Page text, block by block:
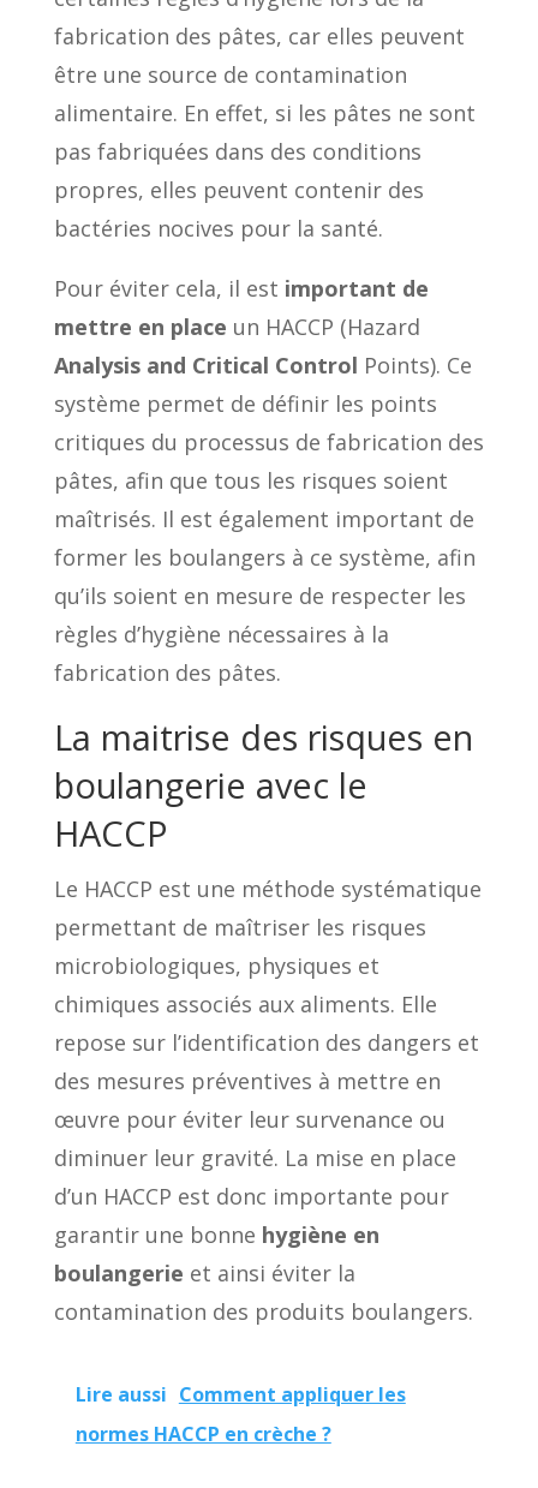
fabrication des pâtes, car elles peuvent
être une source de contamination
alimentaire. En effet, si les pâtes ne sont
pas fabriquées dans des conditions
propres, elles peuvent contenir des
bactéries nocives pour la santé.
Pour éviter cela, il est important de
mettre en place un HACCP (Hazard
Analysis and Critical Control Points). Ce
système permet de définir les points
critiques du processus de fabrication des
pâtes, afin que tous les risques soient
maîtrisés. Il est également important de
former les boulangers à ce système, afin
qu’ils soient en mesure de respecter les
règles d’hygiène nécessaires à la
fabrication des pâtes.
La maitrise des risques en
boulangerie avec le
HACCP
Le HACCP est une méthode systématique
permettant de maîtriser les risques
microbiologiques, physiques et
chimiques associés aux aliments. Elle
repose sur l’identification des dangers et
des mesures préventives à mettre en
œuvre pour éviter leur survenance ou
diminuer leur gravité. La mise en place
d’un HACCP est donc importante pour
garantir une bonne hygiène en
boulangerie et ainsi éviter la
contamination des produits boulangers.
Lire aussi Comment appliquer les
normes HACCP en crèche ?